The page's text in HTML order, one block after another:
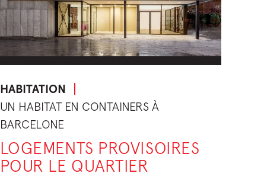
HABITATION
UN HABITAT EN CONTAINERS À
BARCELONE
LOGEMENTS PROVISOIRES
POUR LE QUARTIER